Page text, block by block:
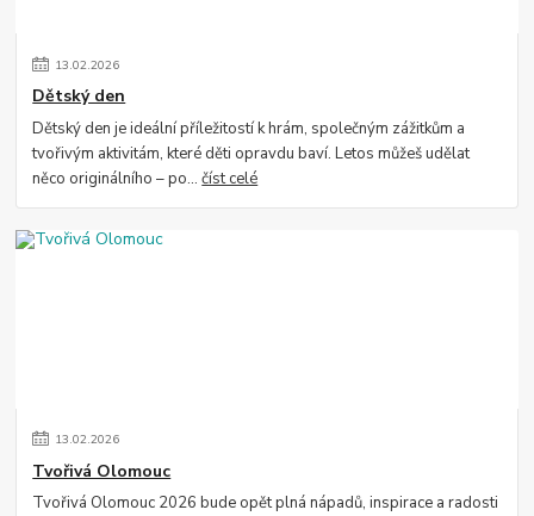
13.02.2026
Dětský den
Dětský den je ideální příležitostí k hrám, společným zážitkům a
tvořivým aktivitám, které děti opravdu baví. Letos můžeš udělat
něco originálního – po...číst celé
13.02.2026
Tvořivá Olomouc
Tvořivá Olomouc 2026 bude opět plná nápadů, inspirace a radosti